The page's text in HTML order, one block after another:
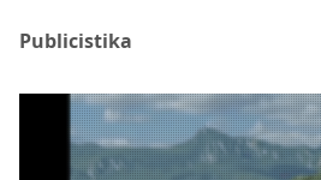
Publicistika